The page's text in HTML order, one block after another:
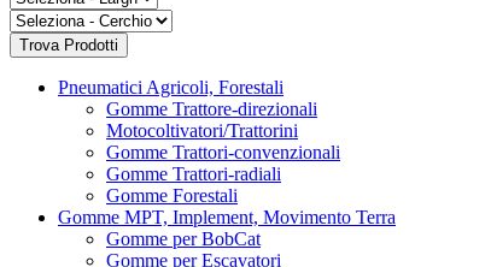
Pneumatici Agricoli, Forestali
Gomme Trattore-direzionali
Motocoltivatori/Trattorini
Gomme Trattori-convenzionali
Gomme Trattori-radiali
Gomme Forestali
Gomme MPT, Implement, Movimento Terra
Gomme per BobCat
Gomme per Escavatori